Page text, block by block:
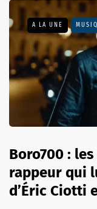
A LA UNE
Boro700 :
rappeur qui
d’Éric Ciotti